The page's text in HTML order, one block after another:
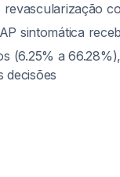
sintomática
(6.25% a
decisões